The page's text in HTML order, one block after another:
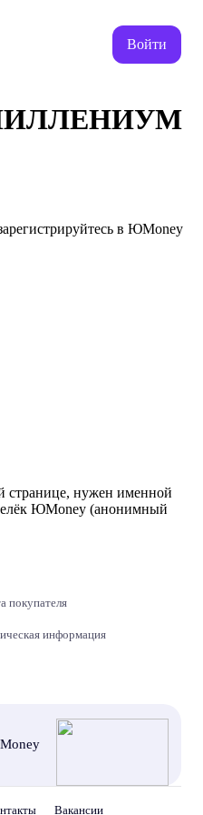
Войти
в ЮMoney
странице, нужен именной
ЮMoney (анонимный
покупателя
информация
Вакансии